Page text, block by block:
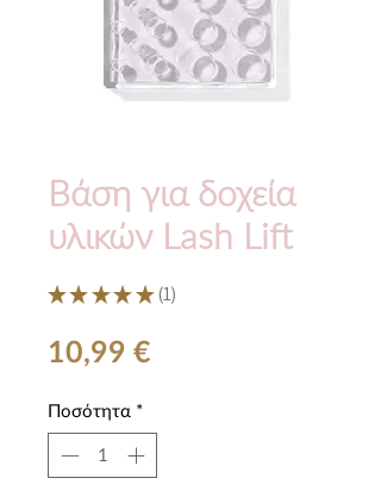
Βάση για δοχεία
υλικών Lash Lift
★ ★ ★ ★ ★ 1
1
10,99 €
Ποσότητα *